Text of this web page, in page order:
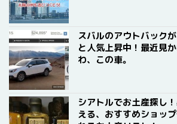
スバルのアウトバック
と人気上昇中！最近見
わ、この車。
シアトルでお土産探し
える、おすすめショッ